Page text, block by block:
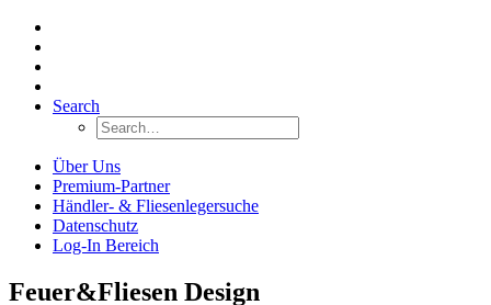
Search
Über Uns
Premium-Partner
Händler- & Fliesenlegersuche
Datenschutz
Log-In Bereich
Feuer&Fliesen Design